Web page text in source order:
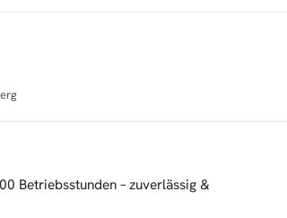
Betriebsstunden – zuverlässig &